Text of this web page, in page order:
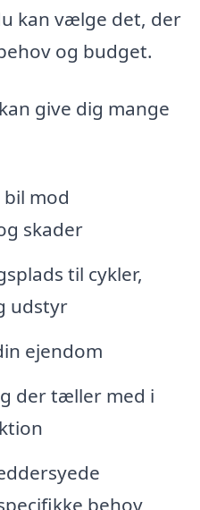
kan vælge det, der
og budget.
give dig mange
mod
skader
til cykler,
udstyr
ejendom
der tæller med i
behov